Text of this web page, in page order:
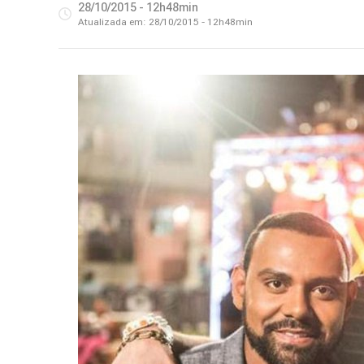
28/10/2015 - 12h48min
Atualizada em: 28/10/2015 - 12h48min